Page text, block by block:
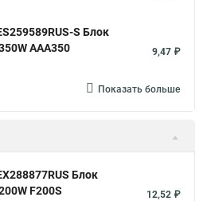
S Блок
AAA350
9,47 ₽
Показать больше
Блок
F200S
12,52 ₽